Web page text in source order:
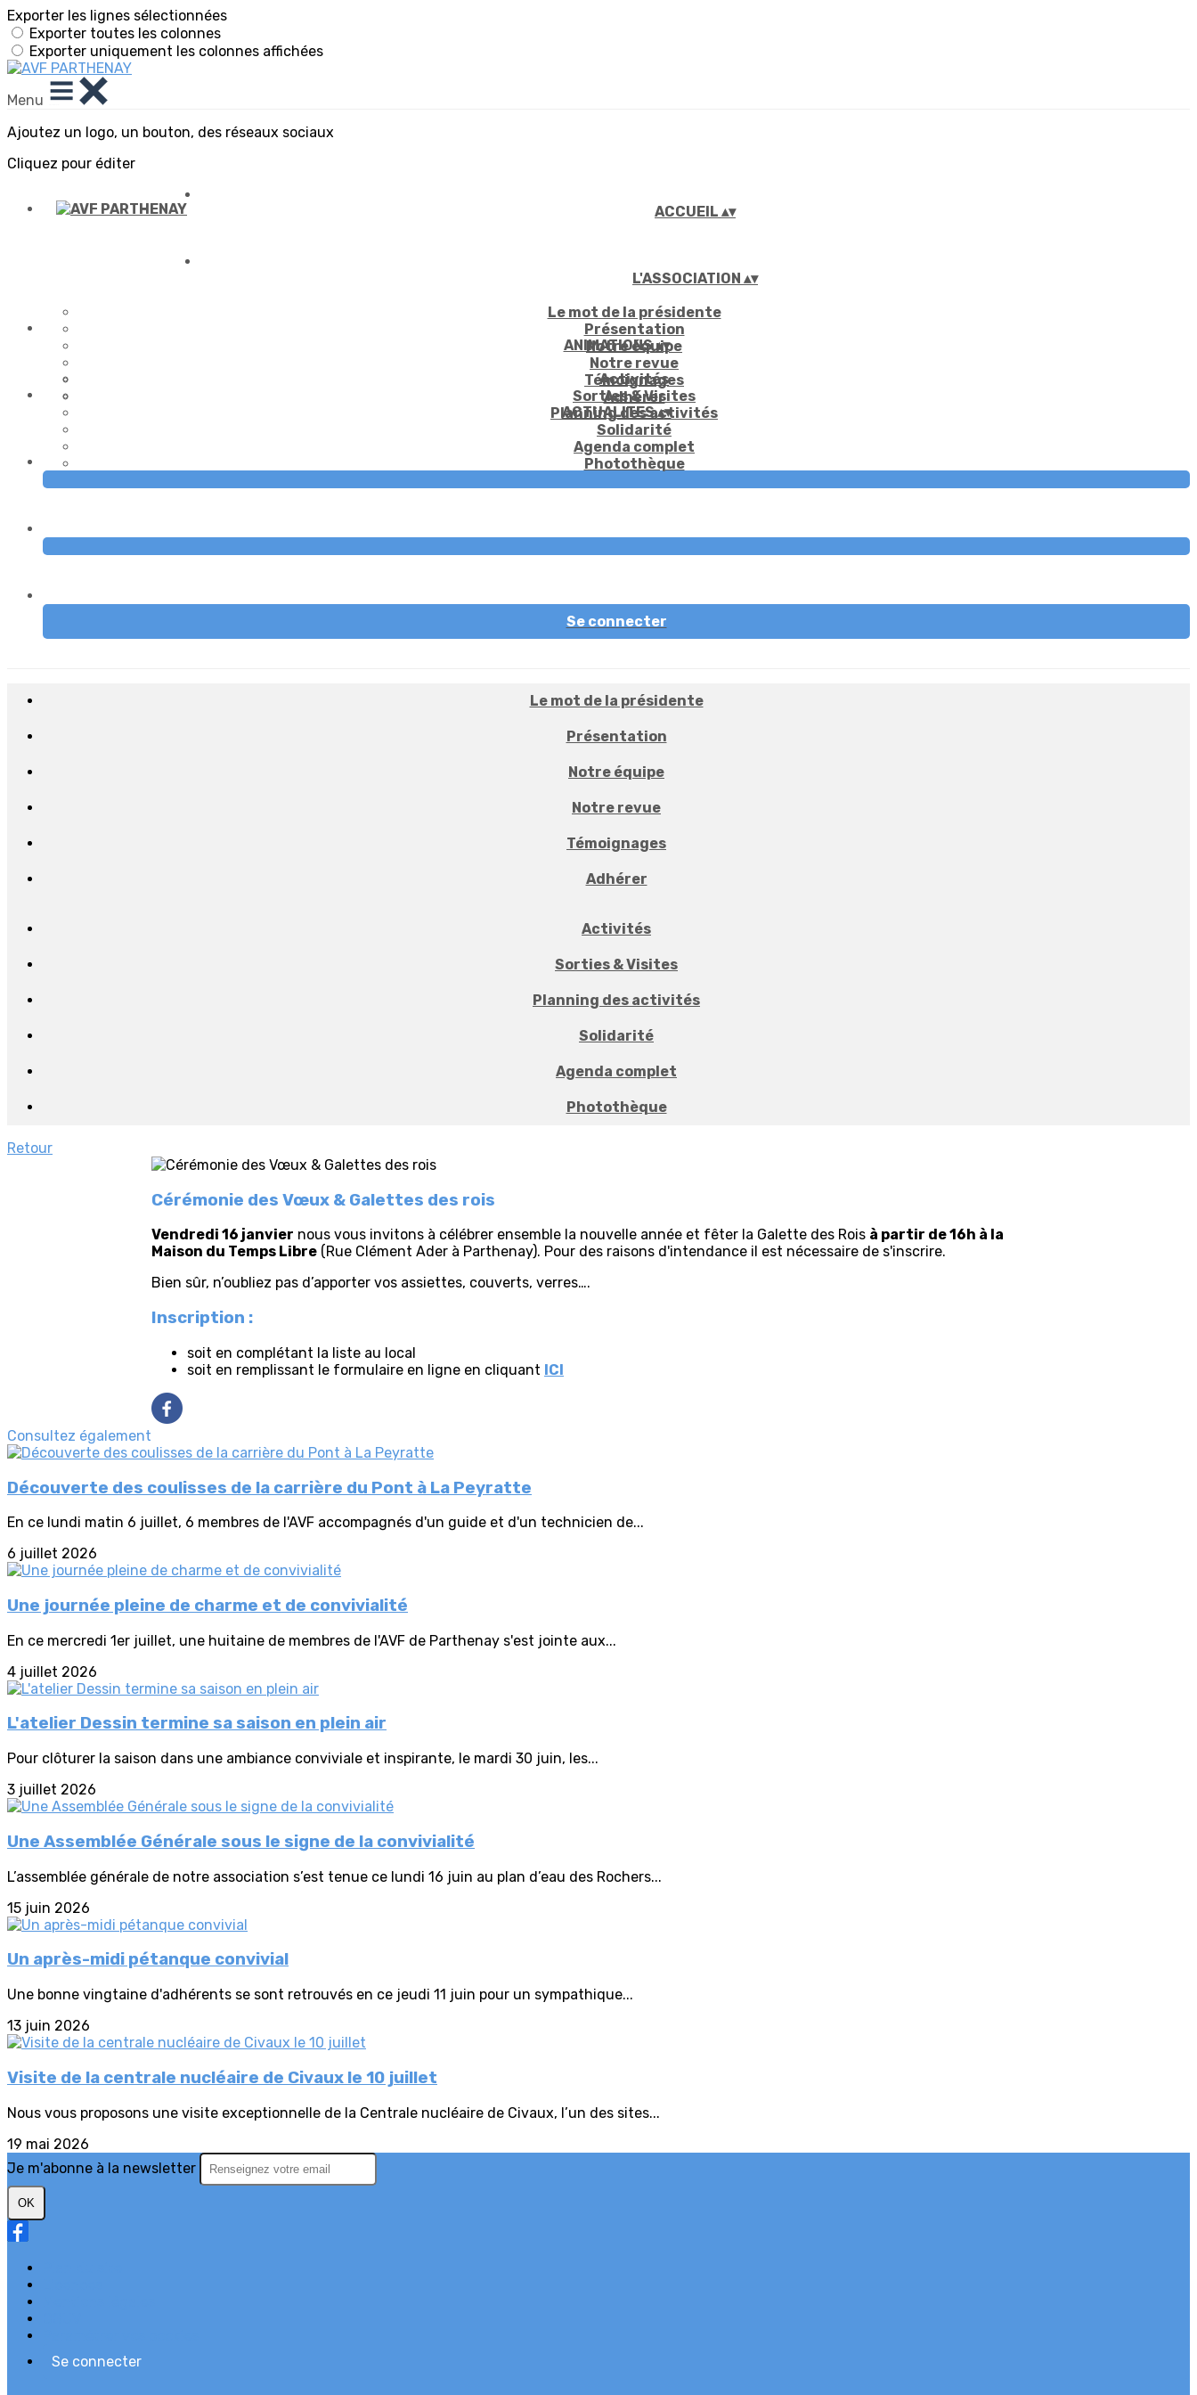
Exporter les lignes sélectionnées
Exporter toutes les colonnes
Exporter uniquement les colonnes affichées
Menu
Ajoutez un logo, un bouton, des réseaux sociaux
Cliquez pour éditer
ACCUEIL ▴▾
L'ASSOCIATION ▴▾
Le mot de la présidente
Présentation
Notre équipe
Notre revue
Témoignages
Adhérer
ANIMATIONS▴▾
Activités
Sorties & Visites
Planning des activités
Solidarité
Agenda complet
Photothèque
ACTUALITES▴▾
Se connecter
Le mot de la présidente
Présentation
Notre équipe
Notre revue
Témoignages
Adhérer
Activités
Sorties & Visites
Planning des activités
Solidarité
Agenda complet
Photothèque
Retour
Cérémonie des Vœux & Galettes des rois
Vendredi 16 janvier nous vous invitons à célébrer ensemble la nouvelle année et fêter la Galette des Rois à partir de 16h à la
Maison du Temps Libre (Rue Clément Ader à Parthenay). Pour des raisons d'intendance il est nécessaire de s'inscrire.
Bien sûr, n’oubliez pas d’apporter vos assiettes, couverts, verres….
Inscription :
soit en complétant la liste au local
soit en remplissant le formulaire en ligne en cliquant ICI
Consultez également
Découverte des coulisses de la carrière du Pont à La Peyratte
En ce lundi matin 6 juillet, 6 membres de l'AVF accompagnés d'un guide et d'un technicien de...
6 juillet 2026
Une journée pleine de charme et de convivialité
En ce mercredi 1er juillet, une huitaine de membres de l'AVF de Parthenay s'est jointe aux...
4 juillet 2026
L'atelier Dessin termine sa saison en plein air
Pour clôturer la saison dans une ambiance conviviale et inspirante, le mardi 30 juin, les...
3 juillet 2026
Une Assemblée Générale sous le signe de la convivialité
L’assemblée générale de notre association s’est tenue ce lundi 16 juin au plan d’eau des Rochers...
15 juin 2026
Un après-midi pétanque convivial
Une bonne vingtaine d'adhérents se sont retrouvés en ce jeudi 11 juin pour un sympathique...
13 juin 2026
Visite de la centrale nucléaire de Civaux le 10 juillet
Nous vous proposons une visite exceptionnelle de la Centrale nucléaire de Civaux, l’un des sites...
19 mai 2026
Je m'abonne à la newsletter
OK
Se connecter